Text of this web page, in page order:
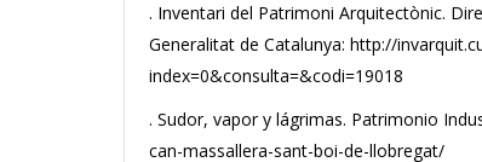
. Inventari del Patrimoni Arquitectònic.
Generalitat de Catalunya: http://
index=0&consulta=&codi=19018
. Sudor, vapor y lágrimas. Patrimonio
can-massallera-sant-boi-de-llobregat/